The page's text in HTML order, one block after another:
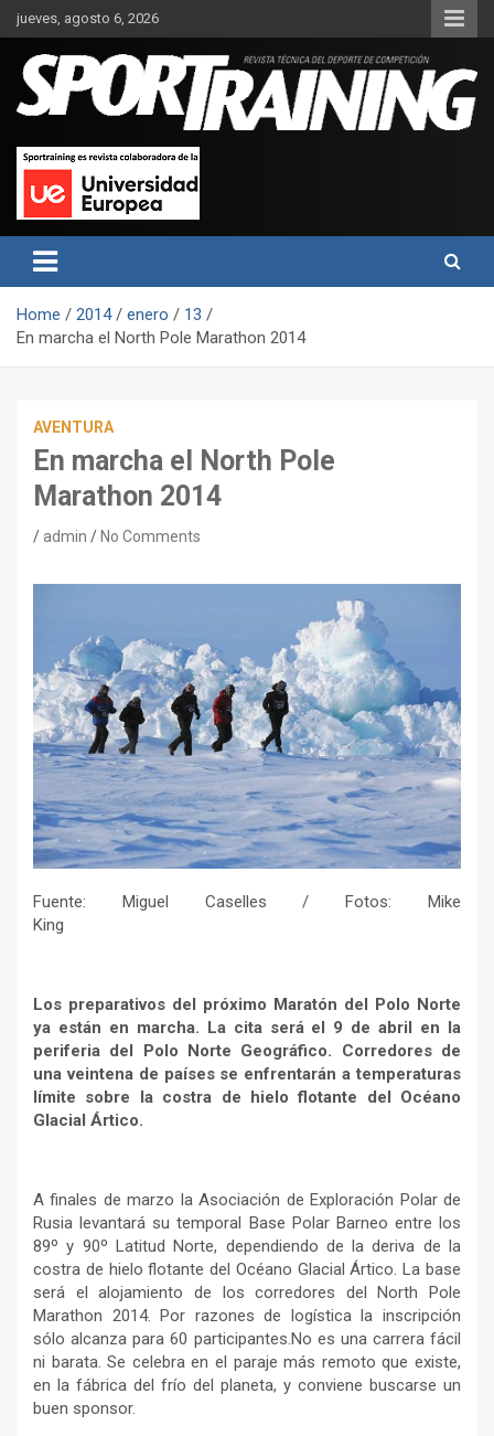
Skip
to
content
jueves, agosto 6, 2026
Revista técnica del deporte
Sport Training
rendimiento, nutrición y entrenamiento.
Home 2014 enero
13
En marcha el North Pole Marathon 2014
AVENTURA
En marcha el North Pole
Marathon 2014
admin No Comments
Fuente: Miguel Caselles / Fotos: Mike
King
Los preparativos del próximo Maratón del Polo Norte
ya están en marcha. La cita será el 9 de abril en la
periferia del Polo Norte Geográfico. Corredores de
una veintena de países se enfrentarán a temperaturas
límite sobre la costra de hielo flotante del Océano
Glacial Ártico.
A finales de marzo la Asociación de Exploración Polar de
Rusia levantará su temporal Base Polar Barneo entre los
89º y 90º Latitud Norte, dependiendo de la deriva de la
costra de hielo flotante del Océano Glacial Ártico. La base
será el alojamiento de los corredores del North Pole
Marathon 2014. Por razones de logística la inscripción
sólo alcanza para 60 participantes.No es una carrera fácil
ni barata. Se celebra en el paraje más remoto que existe,
en la fábrica del frío del planeta, y conviene buscarse un
buen sponsor.